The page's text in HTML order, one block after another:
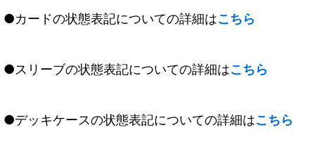
●カードの状態表記についての詳細はこちら
●スリーブの状態表記についての詳細はこちら
●デッキケースの状態表記についての詳細はこちら